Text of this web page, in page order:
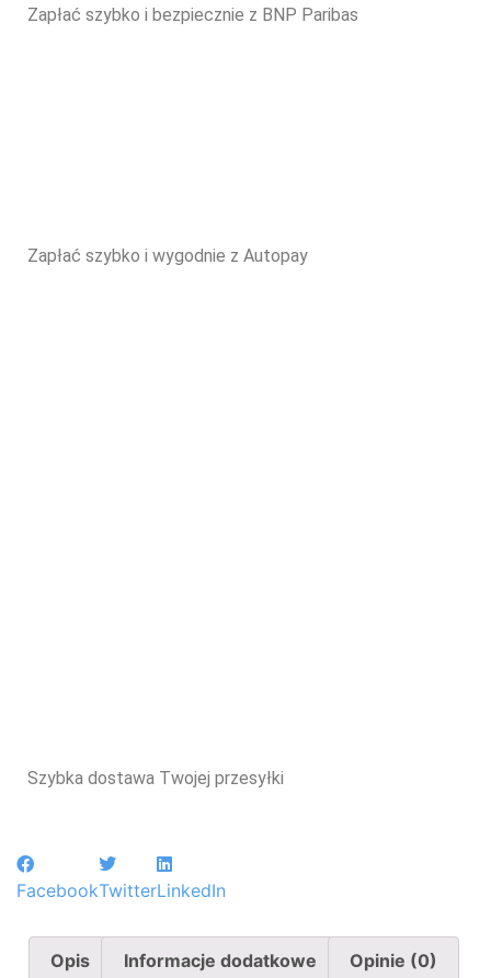
FacebookTwitterLinkedIn
Zapłać szybko i bezpiecznie z BNP Paribas
Zapłać szybko i wygodnie z Autopay
Szybka dostawa Twojej przesyłki
Opis Informacje dodatkowe Opinie (0)